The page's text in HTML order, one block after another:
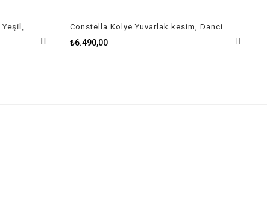
Chroma Kolye Sekizgen kesim, Yeşil, Altın rengi kaplama Constella Kolye Yuvarlak kesim, Dancing stone, Beyaz, Rodyum kaplama
₺6.490,00